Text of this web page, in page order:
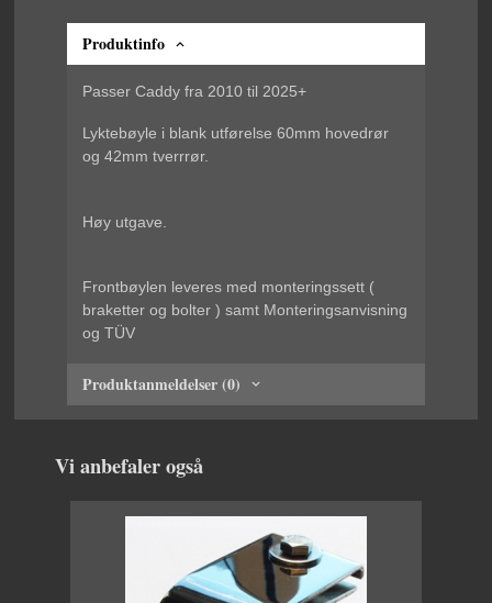
Produktinfo
Passer Caddy fra 2010 til 2025+
Lyktebøyle i blank utførelse 60mm hovedrør
og 42mm tverrrør.
Høy utgave.
Frontbøylen leveres med monteringssett (
braketter og bolter ) samt Monteringsanvisning
og TÜV
Produktanmeldelser (0)
Vi anbefaler også